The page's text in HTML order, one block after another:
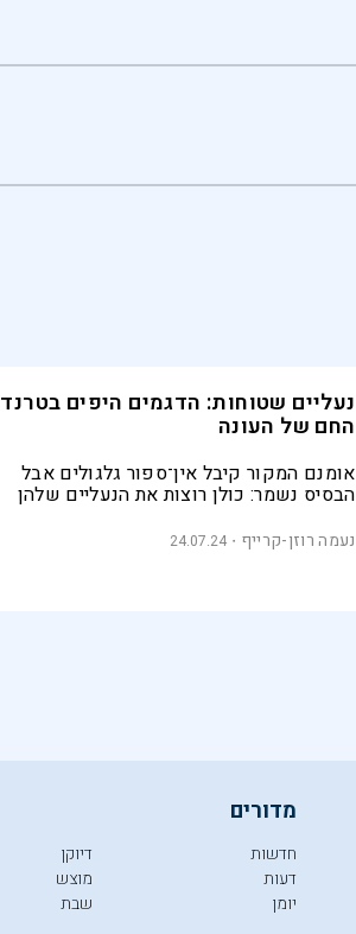
נעליים שטוחות: הדגמים היפים בטרנד
החם של העונה
אומנם המקור קיבל אין־ספור גלגולים אבל
הבסיס נשמר: כולן רוצות את הנעליים שלהן
נעמה רוזן-קרייף 24.07.24
מדורים
חדשות
דעות
יומן
דיוקן
מוצש
שבת